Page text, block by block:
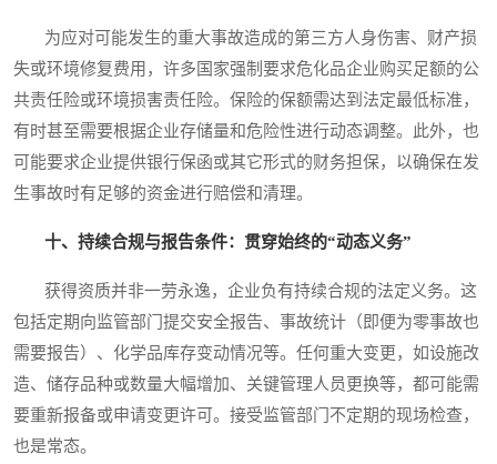
为应对可能发生的重大事故造成的第三方人身伤害、财产损
失或环境修复费用，许多国家强制要求危化品企业购买足额的公
共责任险或环境损害责任险。保险的保额需达到法定最低标准，
有时甚至需要根据企业存储量和危险性进行动态调整。此外，也
可能要求企业提供银行保函或其它形式的财务担保，以确保在发
生事故时有足够的资金进行赔偿和清理。
十、持续合规与报告条件：贯穿始终的“动态义务”
获得资质并非一劳永逸，企业负有持续合规的法定义务。这
包括定期向监管部门提交安全报告、事故统计（即便为零事故也
需要报告）、化学品库存变动情况等。任何重大变更，如设施改
造、储存品种或数量大幅增加、关键管理人员更换等，都可能需
要重新报备或申请变更许可。接受监管部门不定期的现场检查，
也是常态。